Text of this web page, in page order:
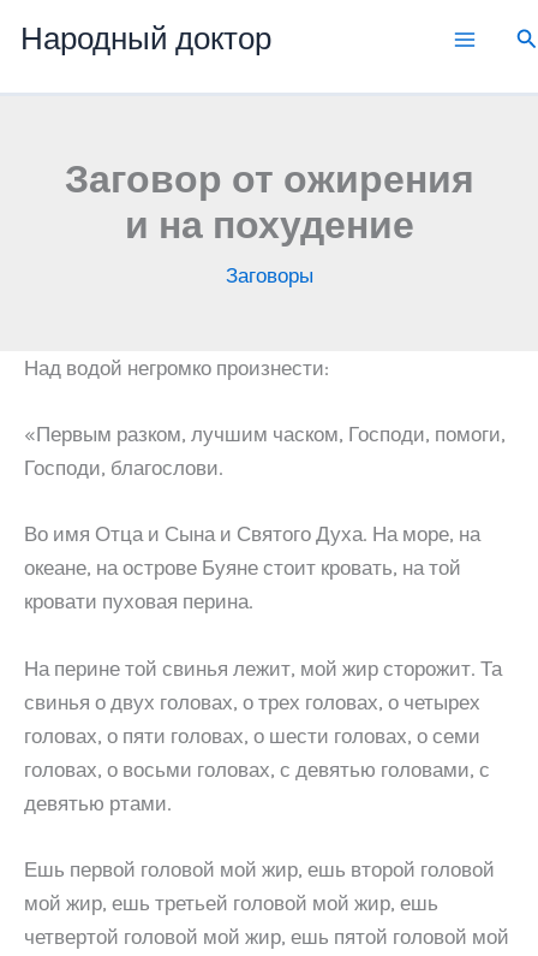
Народный доктор
Заговор от ожирения
и на похудение
Заговоры
Над водой негромко произнести:
«Первым разком, лучшим часком, Господи, помоги,
Господи, благослови.
Во имя Отца и Сына и Святого Духа. На море, на
океане, на острове Буяне стоит кровать, на той
кровати пуховая перина.
На перине той свинья лежит, мой жир сторожит. Та
свинья о двух головах, о трех головах, о четырех
головах, о пяти головах, о шести головах, о семи
головах, о восьми головах, с девятью головами, с
девятью ртами.
Ешь первой головой мой жир, ешь второй головой
мой жир, ешь третьей головой мой жир, ешь
четвертой головой мой жир, ешь пятой головой мой